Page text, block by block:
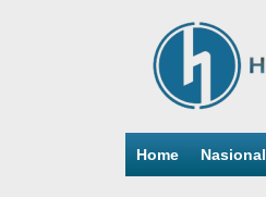
Home Nasional